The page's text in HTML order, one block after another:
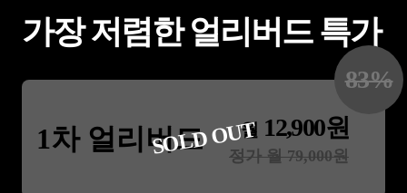
가장 저렴한 얼리버드 특가
1차 얼리버드 월 12,900원
정가 월79,000원
83%
SOLD OUT